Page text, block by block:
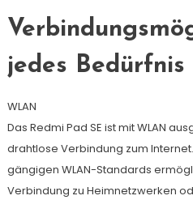
jedes Bedürfnis
WLAN
Das Redmi Pad SE ist mit WLAN
drahtlose Verbindung zum
gängigen WLAN-Standards
Verbindung zu Heimnetzwerken